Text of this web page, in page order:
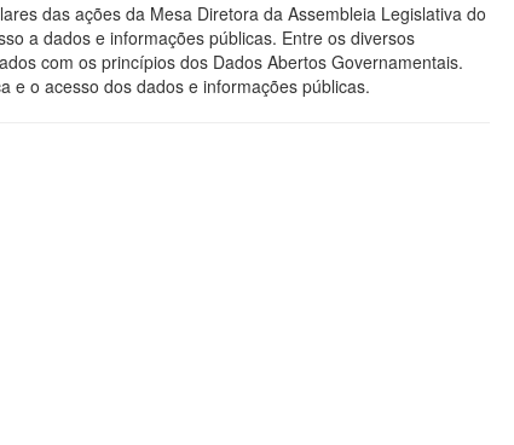
das ações da Mesa Diretora da Assembleia Legislativa do
a dados e informações públicas. Entre os diversos
com os princípios dos Dados Abertos Governamentais.
e o acesso dos dados e informações públicas.